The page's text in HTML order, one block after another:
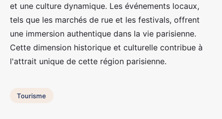
et une culture dynamique. Les événements locaux,
tels que les marchés de rue et les festivals, offrent
une immersion authentique dans la vie parisienne.
Cette dimension historique et culturelle contribue à
l'attrait unique de cette région parisienne.
Tourisme